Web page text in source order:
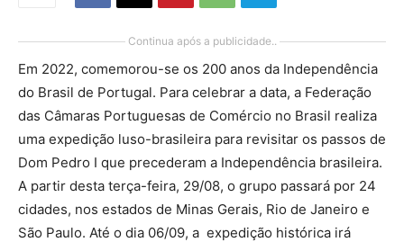
Continua após a publicidade..
Em 2022, comemorou-se os 200 anos da Independência
do Brasil de Portugal. Para celebrar a data, a Federação
das Câmaras Portuguesas de Comércio no Brasil realiza
uma expedição luso-brasileira para revisitar os passos de
Dom Pedro I que precederam a Independência brasileira.
A partir desta terça-feira, 29/08, o grupo passará por 24
cidades, nos estados de Minas Gerais, Rio de Janeiro e
São Paulo. Até o dia 06/09, a expedição histórica irá